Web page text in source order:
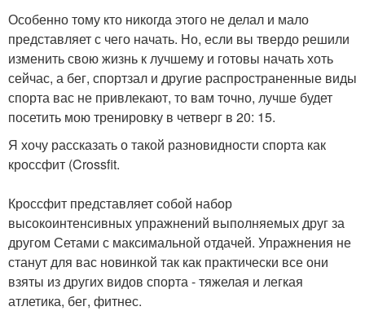
Особенно тому кто никогда этого не делал и мало
представляет с чего начать. Но, если вы твердо решили
изменить свою жизнь к лучшему и готовы начать хоть
сейчас, а бег, спортзал и другие распространенные виды
спорта вас не привлекают, то вам точно, лучше будет
посетить мою тренировку в четверг в 20: 15.
Я хочу рассказать о такой разновидности спорта как
кроссфит (Crossfit.
Кроссфит представляет собой набор
высокоинтенсивных упражнений выполняемых друг за
другом Сетами с максимальной отдачей. Упражнения не
станут для вас новинкой так как практически все они
взяты из других видов спорта - тяжелая и легкая
атлетика, бег, фитнес.